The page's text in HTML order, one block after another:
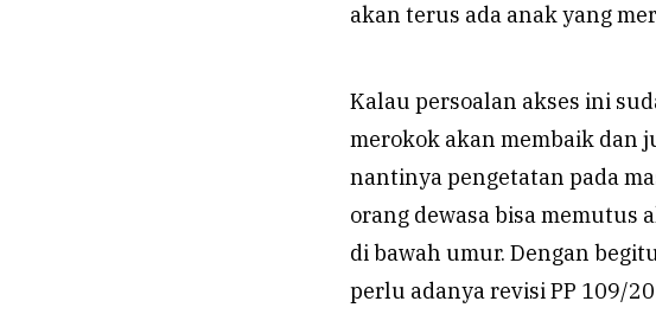
akan terus ada anak yang
Kalau persoalan akses ini
merokok akan membaik dan
nantinya pengetatan pada
orang dewasa bisa memutus
di bawah umur. Dengan
perlu adanya revisi PP 109/